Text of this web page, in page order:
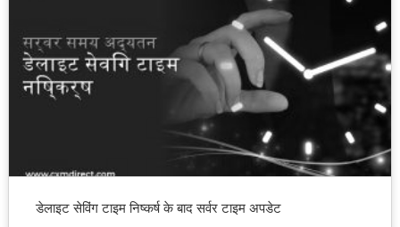
डेलाइट सेविंग टाइम निष्कर्ष के बाद सर्वर टाइम अपडेट